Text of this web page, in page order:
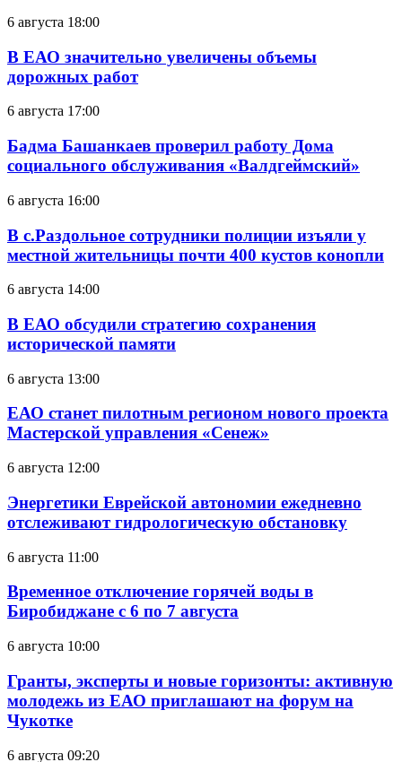
6 августа 18:00
В ЕАО значительно увеличены объемы
дорожных работ
6 августа 17:00
Бадма Башанкаев проверил работу Дома
социального обслуживания «Валдгеймский»
6 августа 16:00
В с.Раздольное сотрудники полиции изъяли у
местной жительницы почти 400 кустов конопли
6 августа 14:00
В ЕАО обсудили стратегию сохранения
исторической памяти
6 августа 13:00
ЕАО станет пилотным регионом нового проекта
Мастерской управления «Сенеж»
6 августа 12:00
Энергетики Еврейской автономии ежедневно
отслеживают гидрологическую обстановку
6 августа 11:00
Временное отключение горячей воды в
Биробиджане с 6 по 7 августа
6 августа 10:00
Гранты, эксперты и новые горизонты: активную
молодежь из ЕАО приглашают на форум на
Чукотке
6 августа 09:20